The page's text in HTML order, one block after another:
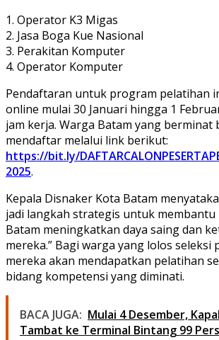
1. Operator K3 Migas
2. Jasa Boga Kue Nasional
3. Perakitan Komputer
4. Operator Komputer
Pendaftaran untuk program pelatihan
online mulai 30 Januari hingga 1
jam kerja. Warga Batam yang berminat
mendaftar melalui link berikut:
https://bit.ly/
2025.
Kepala Disnaker Kota Batam
jadi langkah strategis untuk membantu
Batam meningkatkan daya saing dan
mereka.” Bagi warga yang lolos seleksi
mereka akan mendapatkan pelatihan
bidang kompetensi yang diminati.
BACA JUGA: Mulai 4 Desember,
Tambat ke Terminal Bintang 99